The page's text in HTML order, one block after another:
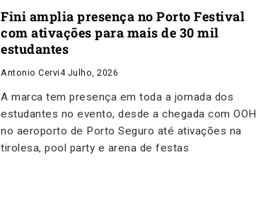
Fini amplia presença no Porto Festival
com ativações para mais de 30 mil
estudantes
Antonio Cervi4 Julho, 2026
A marca tem presença em toda a jornada dos
estudantes no evento, desde a chegada com OOH
no aeroporto de Porto Seguro até ativações na
tirolesa, pool party e arena de festas